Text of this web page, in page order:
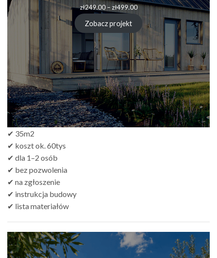
zł249.00 – zł499.00Zakres
zł249.00
zł499.00
Zobacz projekt
✔ 35m2
✔ koszt ok. 60tys
✔ dla 1–2 osób
✔ bez pozwolenia
✔ na zgłoszenie
✔ instrukcja budowy
✔ lista materiałów